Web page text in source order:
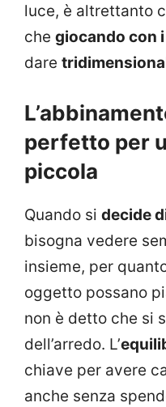
luce, è altrettanto
che giocando con
dare
perfetto per
piccola
Quando si decide
bisogna vedere
insieme, per
oggetto possano
non è detto che si
dell’arredo. L’
chiave per avere
anche senza